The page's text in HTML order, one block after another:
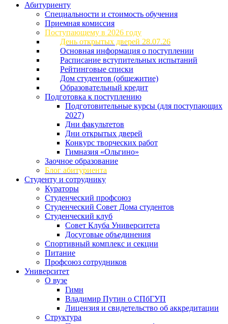
Абитуриенту
Специальности и стоимость обучения
Приемная комиссия
Поступающему в 2026 году
День открытых дверей 28.07.26
Основная информация о поступлении
Расписание вступительных испытаний
Рейтинговые списки
Дом студентов (общежитие)
Образовательный кредит
Подготовка к поступлению
Подготовительные курсы (для поступающих
2027)
Дни факультетов
Дни открытых дверей
Конкурс творческих работ
Гимназия «Ольгино»
Заочное образование
Блог абитуриента
Студенту и сотруднику
Кураторы
Студенческий профсоюз
Студенческий Совет Дома студентов
Студенческий клуб
Совет Клуба Университета
Досуговые объединения
Спортивный комплекс и секции
Питание
Профсоюз сотрудников
Университет
О вузе
Гимн
Владимир Путин о СПбГУП
Лицензия и свидетельство об аккредитации
Структура